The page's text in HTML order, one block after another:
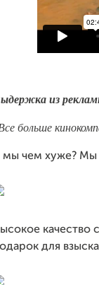
из
больше
мы чем хуже? Мы
качество
для